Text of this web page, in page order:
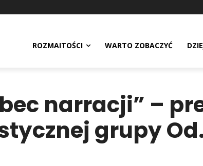
ROZMAITOŚCI WARTO ZOBACZYĆ
narracji” –
grupy